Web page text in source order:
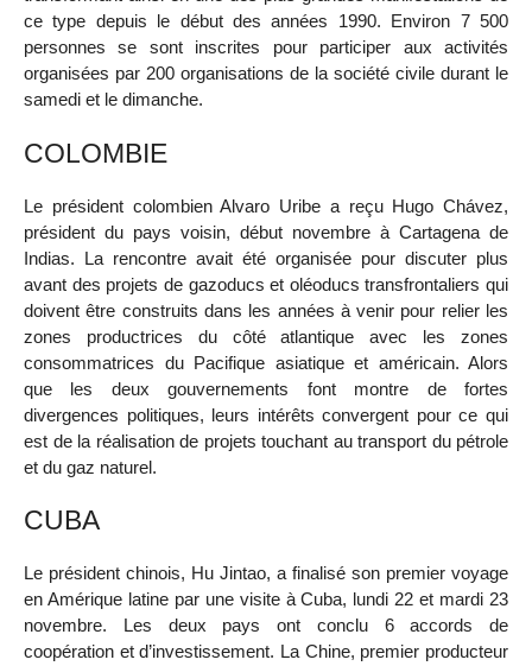
ce type depuis le début des années 1990. Environ 7 500
personnes se sont inscrites pour participer aux activités
organisées par 200 organisations de la société civile durant le
samedi et le dimanche.
COLOMBIE
Le président colombien Alvaro Uribe a reçu Hugo Chávez,
président du pays voisin, début novembre à Cartagena de
Indias. La rencontre avait été organisée pour discuter plus
avant des projets de gazoducs et oléoducs transfrontaliers qui
doivent être construits dans les années à venir pour relier les
zones productrices du côté atlantique avec les zones
consommatrices du Pacifique asiatique et américain. Alors
que les deux gouvernements font montre de fortes
divergences politiques, leurs intérêts convergent pour ce qui
est de la réalisation de projets touchant au transport du pétrole
et du gaz naturel.
CUBA
Le président chinois, Hu Jintao, a finalisé son premier voyage
en Amérique latine par une visite à Cuba, lundi 22 et mardi 23
novembre. Les deux pays ont conclu 6 accords de
coopération et d’investissement. La Chine, premier producteur